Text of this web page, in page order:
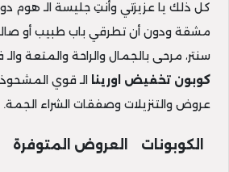
كل ذلك يا عزيزتي وأنتِ جليسة الـ هوم
مشقة ودون أن تطرقي باب طبيب أو
سنتر، مرحى بالجمال والراحة والمتعة
كوبون تخفيض اورينا الـ قوي
عروض والتنزيلات وصفقات الشراء الجمة.
الكوبونات العروض المتوفرة